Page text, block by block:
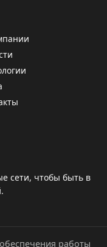
сети, чтобы быть в
работы